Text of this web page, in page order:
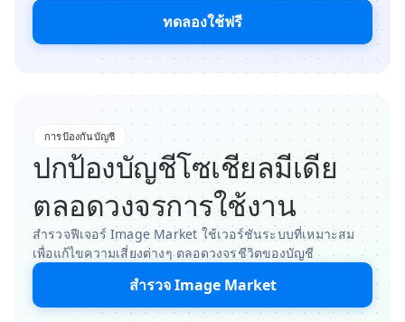
ทดลองใช้ฟรี
การป้องกันบัญชี
ปกป้องบัญชีโซเชียลมีเดีย
ตลอดวงจรการใช้งาน
สำรวจฟีเจอร์ Image Market ใช้เวอร์ชันระบบที่เหมาะสม
เพื่อแก้ไขความเสี่ยงต่างๆ ตลอดวงจรชีวิตของบัญชี
สำรวจ Image Market